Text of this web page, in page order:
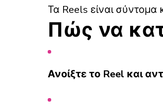
Τα Reels είναι
Πώς να
Ανοίξτε το Reel και